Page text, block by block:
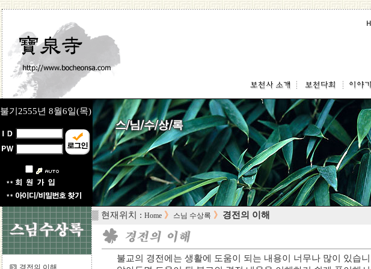
불기2555년 8월6일(목)
경전의 이해
▒ 현재위치 : Home 》 스님 수상록 》 경전의 이해
불교의 경전에는 생활에 도움이 되는 내용이 너무나 많이 있습